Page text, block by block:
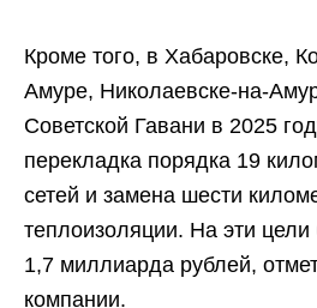
Кроме того, в Хабаровске,
Амуре, Николаевске-на-
Советской Гавани в 2025
перекладка порядка 19
сетей и замена шести
теплоизоляции. На эти цели
1,7 миллиарда рублей,
компании.